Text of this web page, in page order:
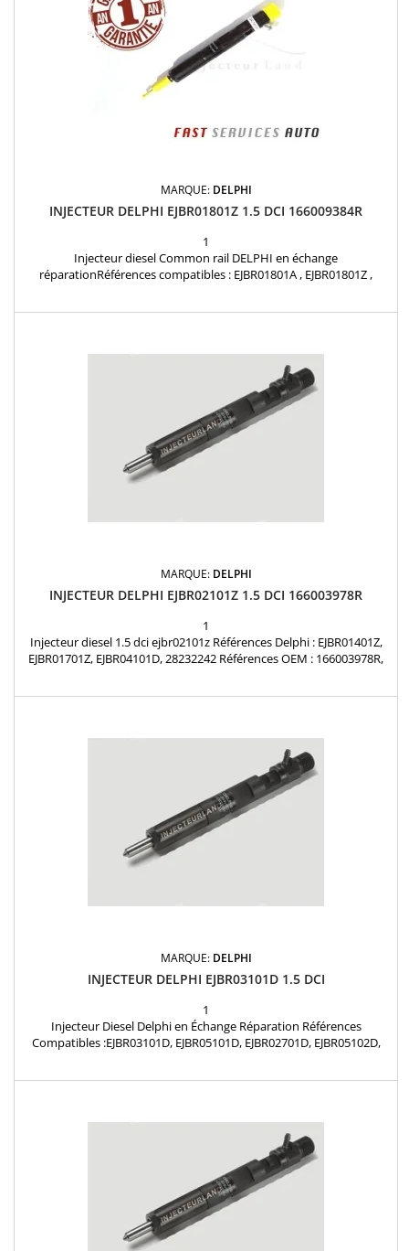
MARQUE: DELPHI
INJECTEUR DELPHI EJBR01801Z 1.5 DCI 166009384R
1
Injecteur diesel Common rail DELPHI en échange
réparationRéférences compatibles : EJBR01801A , EJBR01801Z ,
MARQUE: DELPHI
INJECTEUR DELPHI EJBR02101Z 1.5 DCI 166003978R
1
Injecteur diesel 1.5 dci ejbr02101z Références Delphi : EJBR01401Z,
EJBR01701Z, EJBR04101D, 28232242 Références OEM : 166003978R,
MARQUE: DELPHI
INJECTEUR DELPHI EJBR03101D 1.5 DCI
1
Injecteur Diesel Delphi en Échange Réparation Références
Compatibles :EJBR03101D, EJBR05101D, EJBR02701D, EJBR05102D,